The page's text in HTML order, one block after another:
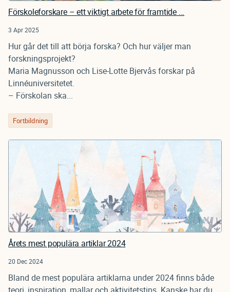
Förskoleforskare – ett viktigt arbete för framtide ...
3 Apr 2025
Hur går det till att börja forska? Och hur väljer man
forskningsprojekt?
Maria Magnusson och Lise-Lotte Bjervås forskar på
Linnéuniversitetet.
– Förskolan ska...
Fortbildning
Årets mest populära artiklar 2024
20 Dec 2024
Bland de mest populära artiklarna under 2024 finns både